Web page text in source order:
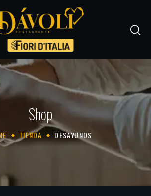
Shop
TIENDA DESAYUNOS